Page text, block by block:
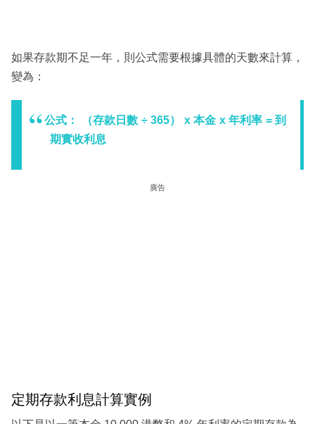
如果存款期不足一年，則公式需要根據具體的天數來計算，
變為：
公式： （存款日數 ÷ 365） x 本金 x 年利率 = 到
期實收利息
廣告
定期存款利息計算實例